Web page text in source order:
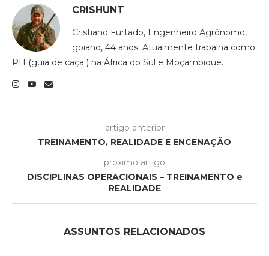
CRISHUNT
Cristiano Furtado, Engenheiro Agrônomo,
goiano, 44 anos. Atualmente trabalha como
PH (guia de caça ) na África do Sul e Moçambique.
artigo anterior
TREINAMENTO, REALIDADE E ENCENAÇÃO
próximo artigo
DISCIPLINAS OPERACIONAIS – TREINAMENTO e
REALIDADE
ASSUNTOS RELACIONADOS